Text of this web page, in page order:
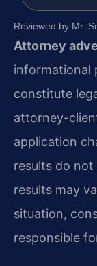
Reviewed by Mr.
Attorney
informational
constitute
attorney-
application
results do not
results may
situation,
responsible